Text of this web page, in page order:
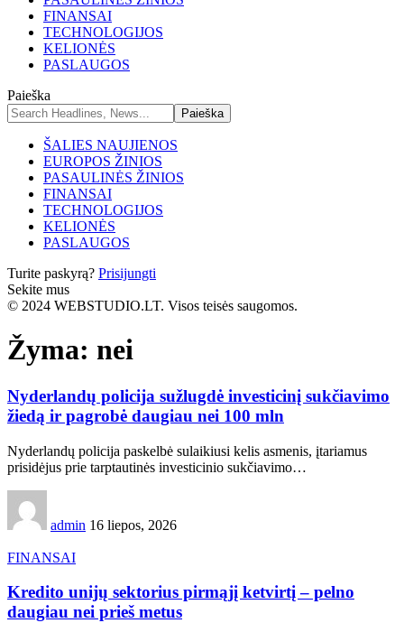
FINANSAI
TECHNOLOGIJOS
KELIONĖS
PASLAUGOS
Paieška
ŠALIES NAUJIENOS
EUROPOS ŽINIOS
PASAULINĖS ŽINIOS
FINANSAI
TECHNOLOGIJOS
KELIONĖS
PASLAUGOS
Turite paskyrą? Prisijungti
Sekite mus
© 2024 WEBSTUDIO.LT. Visos teisės saugomos.
Žyma: nei
Nyderlandų policija sužlugdė investicinį sukčiavimo
žiedą ir pagrobė daugiau nei 100 mln
Nyderlandų policija paskelbė sulaikiusi kelis asmenis, įtariamus
prisidėjus prie tarptautinės investicinio sukčiavimo…
admin 16 liepos, 2026
FINANSAI
Kredito unijų sektorius pirmąjį ketvirtį – pelno
daugiau nei prieš metus